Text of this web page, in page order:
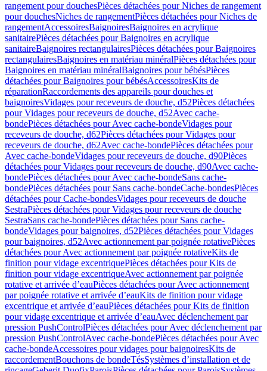
rangement pour douchesPièces détachées pour Niches de rangement
pour douchesNiches de rangementPièces détachées pour Niches de
rangementAccessoiresBaignoiresBaignoires en acrylique
sanitairePièces détachées pour Baignoires en acrylique
sanitaireBaignoires rectangulairesPièces détachées pour Baignoires
rectangulairesBaignoires en matériau minéralPièces détachées pour
Baignoires en matériau minéralBaignoires pour bébésPièces
détachées pour Baignoires pour bébésAccessoiresKits de
réparationRaccordements des appareils pour douches et
baignoiresVidages pour receveurs de douche, d52Pièces détachées
pour Vidages pour receveurs de douche, d52Avec cache-
bondePièces détachées pour Avec cache-bondeVidages pour
receveurs de douche, d62Pièces détachées pour Vidages pour
receveurs de douche, d62Avec cache-bondePièces détachées pour
Avec cache-bondeVidages pour receveurs de douche, d90Pièces
détachées pour Vidages pour receveurs de douche, d90Avec cache-
bondePièces détachées pour Avec cache-bondeSans cache-
bondePièces détachées pour Sans cache-bondeCache-bondesPièces
détachées pour Cache-bondesVidages pour receveurs de douche
SestraPièces détachées pour Vidages pour receveurs de douche
SestraSans cache-bondePièces détachées pour Sans cache-
bondeVidages pour baignoires, d52Pièces détachées pour Vidages
pour baignoires, d52Avec actionnement par poignée rotativePièces
détachées pour Avec actionnement par poignée rotativeKits de
finition pour vidage excentriquePièces détachées pour Kits de
finition pour vidage excentriqueAvec actionnement par poignée
rotative et arrivée d’eauPièces détachées pour Avec actionnement
par poignée rotative et arrivée d’eauKits de finition pour vidage
excentrique et arrivée d’eauPièces détachées pour Kits de finition
pour vidage excentrique et arrivée d’eauAvec déclenchement par
pression PushControlPièces détachées pour Avec déclenchement par
pression PushControlAvec cache-bondePièces détachées pour Avec
cache-bondeAccessoires pour vidages pour baignoiresKits de
raccordementBouchons de bondeTésSystèmes d’installation et de